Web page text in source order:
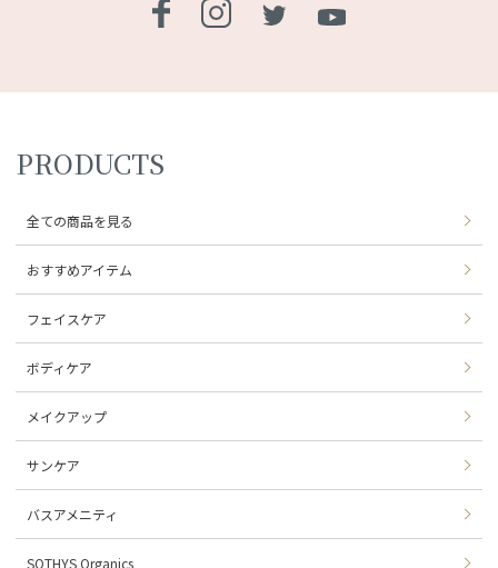
PRODUCTS
全ての商品を見る
おすすめアイテム
フェイスケア
ボディケア
メイクアップ
サンケア
バスアメニティ
SOTHYS Organics